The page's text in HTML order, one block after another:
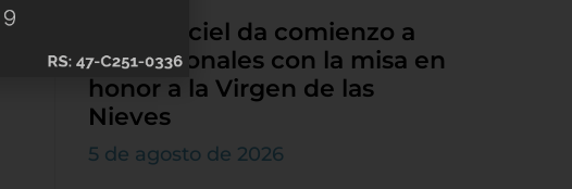
Villamarciel da comienzo a
sus patronales con la misa en
honor a la Virgen de las
Nieves
5 de agosto de 2026